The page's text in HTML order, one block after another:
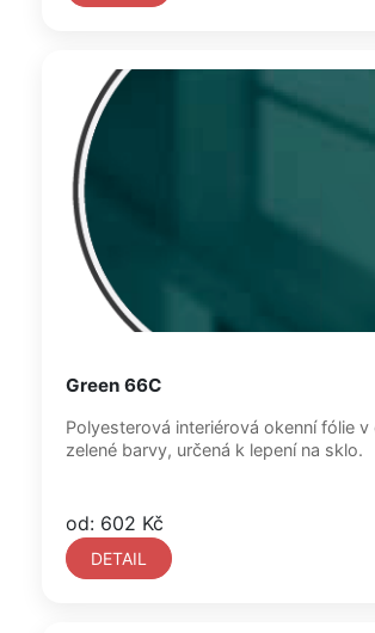
Green 66C
Polyesterová interiérová okenní fólie v
zelené barvy, určená k lepení na sklo.
od: 602 Kč
DETAIL